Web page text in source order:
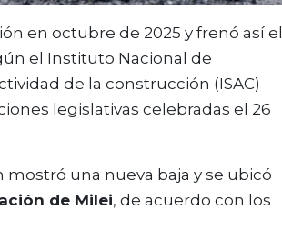
en octubre de 2025 y frenó así el
el Instituto Nacional de
de la construcción (ISAC)
legislativas celebradas el 26
una nueva baja y se ubicó
de Milei, de acuerdo con los